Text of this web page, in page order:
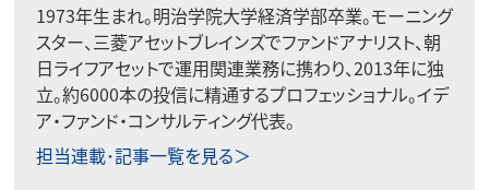
1973年生まれ。明治学院大学経済学部卒業。モーニング
スター、三菱アセットブレインズでファンドアナリスト、朝
日ライフアセットで運用関連業務に携わり、2013年に独
立。約6000本の投信に精通するプロフェッショナル。イデ
ア・ファンド・コンサルティング代表。
担当連載･記事一覧を見る＞